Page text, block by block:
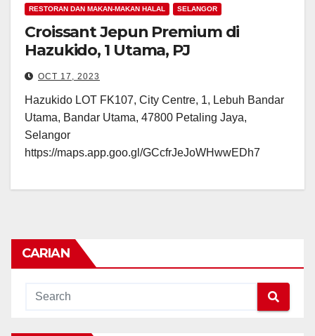
RESTORAN DAN MAKAN-MAKAN HALAL SELANGOR
Croissant Jepun Premium di
Hazukido, 1 Utama, PJ
OCT 17, 2023
Hazukido LOT FK107, City Centre, 1, Lebuh Bandar
Utama, Bandar Utama, 47800 Petaling Jaya,
Selangor
https://maps.app.goo.gl/GCcfrJeJoWHwwEDh7
CARIAN